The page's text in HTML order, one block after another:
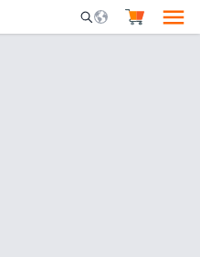
Mobile Search